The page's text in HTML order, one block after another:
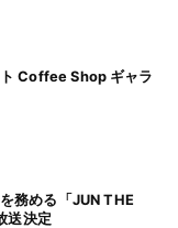
Coffee Shop ギャラ
務める「JUN THE
送決定